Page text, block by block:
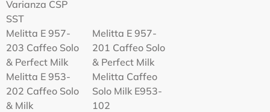
Varianza CSP
SST
Melitta E 957-
203 Caffeo Solo
& Perfect Milk
Melitta E 957-
201 Caffeo Solo
& Perfect Milk
Melitta Е 953-
202 Caffeo Solo
& Milk
Melitta Caffeo
Solo Milk E953-
102